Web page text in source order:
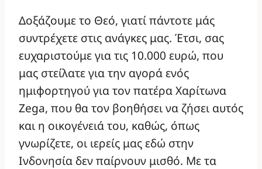
Δοξάζουμε το Θεό, γιατί πάντοτε μάς
συντρέχετε στις ανάγκες μας. Έτσι, σας
ευχαριστούμε για τις 10.000 ευρώ, που
μας στείλατε για την αγορά ενός
ημιφορτηγού για τον πατέρα Χαρίτωνα
Zega, που θα τον βοηθήσει να ζήσει αυτός
και η οικογένειά του, καθώς, όπως
γνωρίζετε, οι ιερείς μας εδώ στην
Ινδονησία δεν παίρνουν μισθό. Με τα